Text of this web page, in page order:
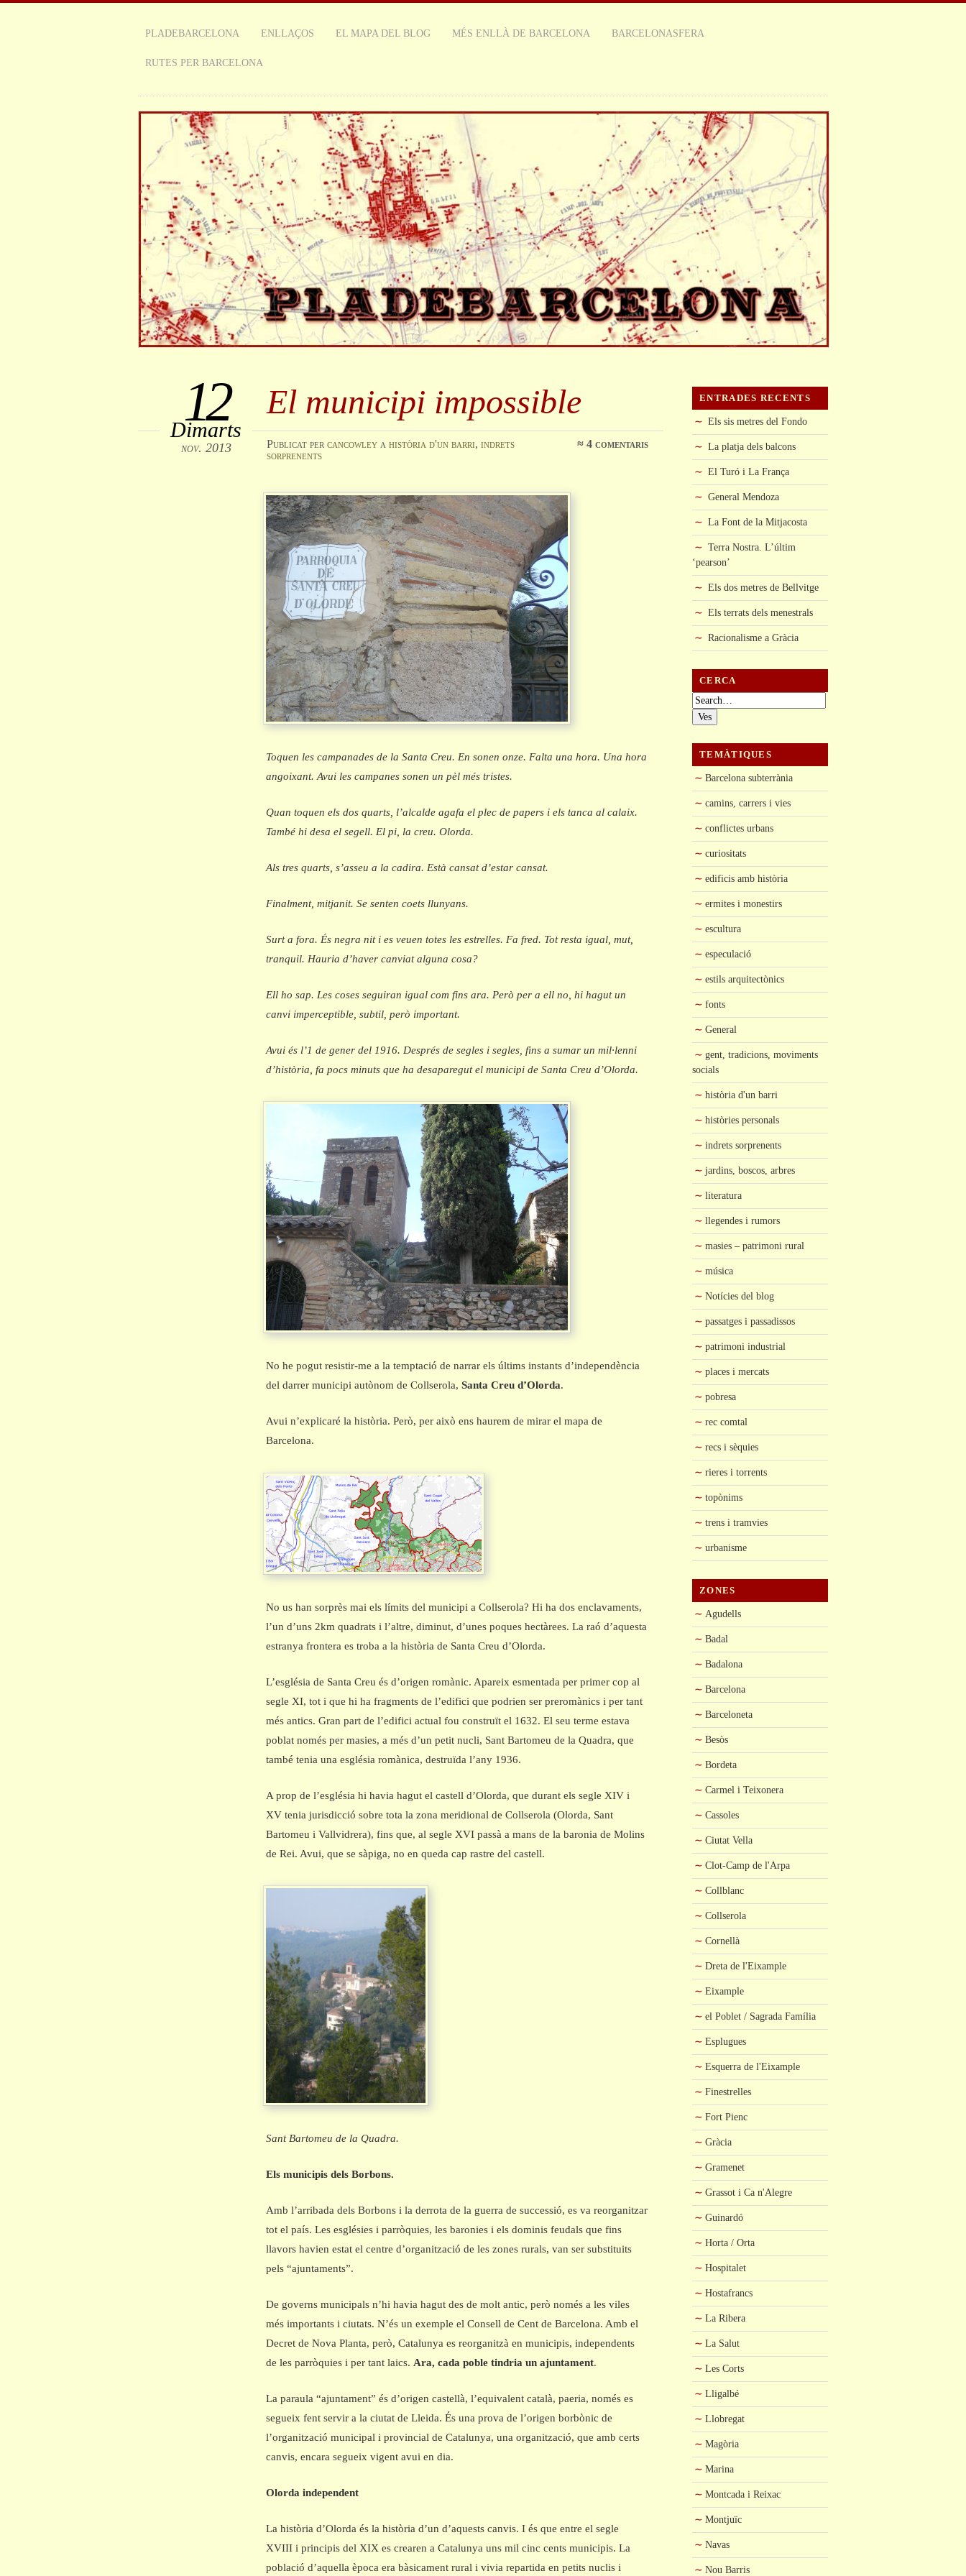
PLADEBARCELONA ENLLAÇOS EL MAPA DEL BLOG MÉS ENLLÀ DE BARCELONA BARCELONASFERA
RUTES PER BARCELONA
El municipi impossible
12
Dimarts
nov. 2013 Publicat per cancowleya història d'un barri, indrets
sorprenents
≈4 comentaris
Toquen les campanades de la Santa Creu. En sonen onze. Falta una hora. Una hora
angoixant. Avui les campanes sonen un pèl més tristes.
Quan toquen els dos quarts, l’alcalde agafa el plec de papers i els tanca al calaix.
També hi desa el segell. El pi, la creu. Olorda.
Als tres quarts, s’asseu a la cadira. Està cansat d’estar cansat.
Finalment, mitjanit.Se senten coets llunyans.
Surt a fora. És negra nit i es veuen totes les estrelles. Fa fred. Tot resta igual, mut,
tranquil. Hauria d’haver canviat alguna cosa?
Ell ho sap. Les coses seguiran igual com fins ara. Però per a ell no, hi hagut un
canvi imperceptible, subtil, però important.
Avui és l’1 de gener del 1916. Després de segles i segles, fins a sumar un mil·lenni
d’història, fa pocs minuts que ha desaparegut el municipi de Santa Creu d’Olorda.
No he pogut resistir-me a la temptació de narrar els últims instants d’independència
del darrer municipi autònom de Collserola, Santa Creu d’Olorda.
Avui n’explicaré la història. Però, per això ens haurem de mirar el mapa de
Barcelona.
No us han sorprès mai els límits del municipi a Collserola? Hi ha dos enclavaments,
l’un d’uns 2km quadrats i l’altre, diminut, d’unes poques hectàrees. La raó d’aquesta
estranya frontera es troba a la història de Santa Creu d’Olorda.
L’església de Santa Creu és d’origen romànic. Apareix esmentada per primer cop al
segle XI, tot i que hi ha fragments de l’edifici que podrien ser preromànics i per tant
més antics. Gran part de l’edifici actual fou construït el 1632. El seu terme estava
poblat només per masies, a més d’un petit nucli, Sant Bartomeu de la Quadra, que
també tenia una església romànica, destruïda l’any 1936.
A prop de l’església hi havia hagut el castell d’Olorda, que durant els segle XIV i
XV tenia jurisdicció sobre tota la zona meridional de Collserola (Olorda, Sant
Bartomeu i Vallvidrera), fins que, al segle XVI passà a mans de la baronia de Molins
de Rei. Avui, que se sàpiga, no en queda cap rastre del castell.
Sant Bartomeu de la Quadra.
Els municipis dels Borbons.
Amb l’arribada dels Borbons i la derrota de la guerra de successió, es va reorganitzar
tot el país. Les esglésies i parròquies, les baronies i els dominis feudals que fins
llavors havien estat el centre d’organització de les zones rurals, van ser substituits
pels “ajuntaments”.
De governs municipals n’hi havia hagut des de molt antic, però només a les viles
més importants i ciutats. N’és un exemple el Consell de Cent de Barcelona. Amb el
Decret de Nova Planta, però, Catalunya es reorganitzà en municipis, independents
de les parròquies i per tant laics. Ara, cada poble tindria un ajuntament.
La paraula “ajuntament” és d’origen castellà, l’equivalent català, paeria, només es
segueix fent servir a la ciutat de Lleida. És una prova de l’origen borbònic de
l’organització municipal i provincial de Catalunya, una organització, que amb certs
canvis, encara segueix vigent avui en dia.
Olorda independent
La història d’Olorda és la història d’un d’aquests canvis. I és que entre el segle
XVIII i principis del XIX es crearen a Catalunya uns mil cinc cents municipis. La
població d’aquella època era bàsicament rural i vivia repartida en petits nuclis i
ENTRADES RECENTS
Els sis metres del Fondo
La platja dels balcons
El Turó i La França
General Mendoza
La Font de la Mitjacosta
Terra Nostra. L’últim
‘pearson’
Els dos metres de Bellvitge
Els terrats dels menestrals
Racionalisme a Gràcia
CERCA
Cerca:
TEMÀTIQUES
Barcelona subterrània
camins, carrers i vies
conflictes urbans
curiositats
edificis amb història
ermites i monestirs
escultura
especulació
estils arquitectònics
fonts
General
gent, tradicions, moviments
socials
història d'un barri
històries personals
indrets sorprenents
jardins, boscos, arbres
literatura
llegendes i rumors
masies – patrimoni rural
música
Notícies del blog
passatges i passadissos
patrimoni industrial
places i mercats
pobresa
rec comtal
recs i sèquies
rieres i torrents
topònims
trens i tramvies
urbanisme
ZONES
Agudells
Badal
Badalona
Barcelona
Barceloneta
Besòs
Bordeta
Carmel i Teixonera
Cassoles
Ciutat Vella
Clot-Camp de l'Arpa
Collblanc
Collserola
Cornellà
Dreta de l'Eixample
Eixample
el Poblet / Sagrada Família
Esplugues
Esquerra de l'Eixample
Finestrelles
Fort Pienc
Gràcia
Gramenet
Grassot i Ca n'Alegre
Guinardó
Horta / Orta
Hospitalet
Hostafrancs
La Ribera
La Salut
Les Corts
Lligalbé
Llobregat
Magòria
Marina
Montcada i Reixac
Montjuïc
Navas
Nou Barris